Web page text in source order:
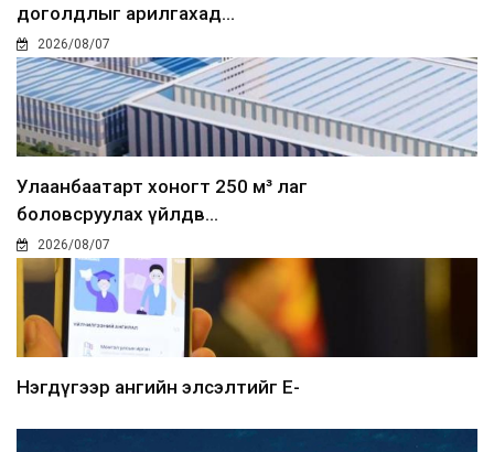
доголдлыг арилгахад...
2026/08/07
Улаанбаатарт хоногт 250 м³ лаг
боловсруулах үйлдв...
2026/08/07
Нэгдүгээр ангийн элсэлтийг E-